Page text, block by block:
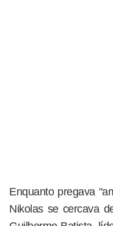
Enquanto pregava
Nikolas se cercava